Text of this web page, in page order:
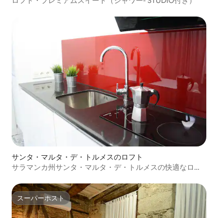
サンタ・マルタ・デ・トルメスのロフト
サラマンカ州サンタ・マルタ・デ・トルメスの快適なロフ
スーパーホスト
スーパーホスト